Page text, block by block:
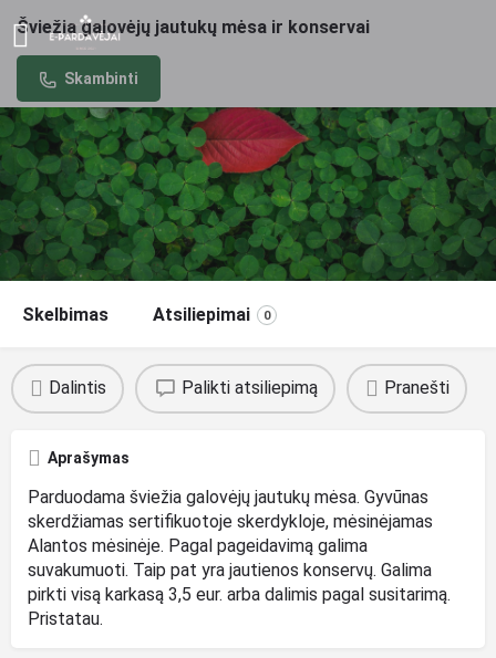
Šviežia galovėjų jautukų mėsa ir konservai
Skambinti
Skelbimas Atsiliepimai 0
Dalintis Palikti atsiliepimą Pranešti
Aprašymas
Parduodama šviežia galovėjų jautukų mėsa. Gyvūnas
skerdžiamas sertifikuotoje skerdykloje, mėsinėjamas
Alantos mėsinėje. Pagal pageidavimą galima
suvakumuoti. Taip pat yra jautienos konservų. Galima
pirkti visą karkasą 3,5 eur. arba dalimis pagal susitarimą.
Pristatau.